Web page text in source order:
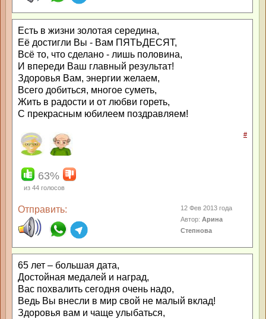
Есть в жизни золотая середина,
Её достигли Вы - Вам ПЯТЬДЕСЯТ,
Всё то, что сделано - лишь половина,
И впереди Ваш главный результат!
Здоровья Вам, энергии желаем,
Всего добиться, многое суметь,
Жить в радости и от любви гореть,
С прекрасным юбилеем поздравляем!
#
63%
из 44 голосов
Отправить:
12 Фев 2013 года
Автор:Арина
Степнова
65 лет – большая дата,
Достойная медалей и наград,
Вас похвалить сегодня очень надо,
Ведь Вы внесли в мир свой не малый вклад!
Здоровья вам и чаще улыбаться,